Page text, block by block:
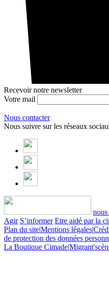
Recevoir notre newsletter
Votre mail
Nous contacter
Nous suivre sur les réseaux
Agir S’informer Etre aidé par la
Plan du site|Mentions légales|
de protection des données
La Boutique Cimade|